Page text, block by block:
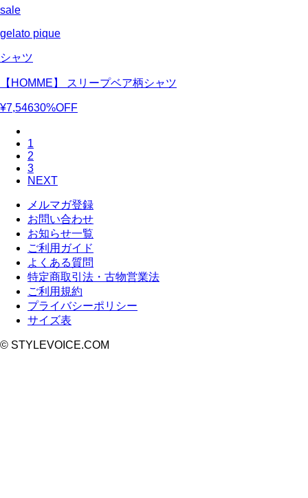
sale
gelato pique
シャツ
【HOMME】 スリープベア柄シャツ
¥7,54630%OFF
1
2
3
NEXT
メルマガ登録
お問い合わせ
お知らせ一覧
ご利用ガイド
よくある質問
特定商取引法・古物営業法
ご利用規約
プライバシーポリシー
サイズ表
© STYLEVOICE.COM